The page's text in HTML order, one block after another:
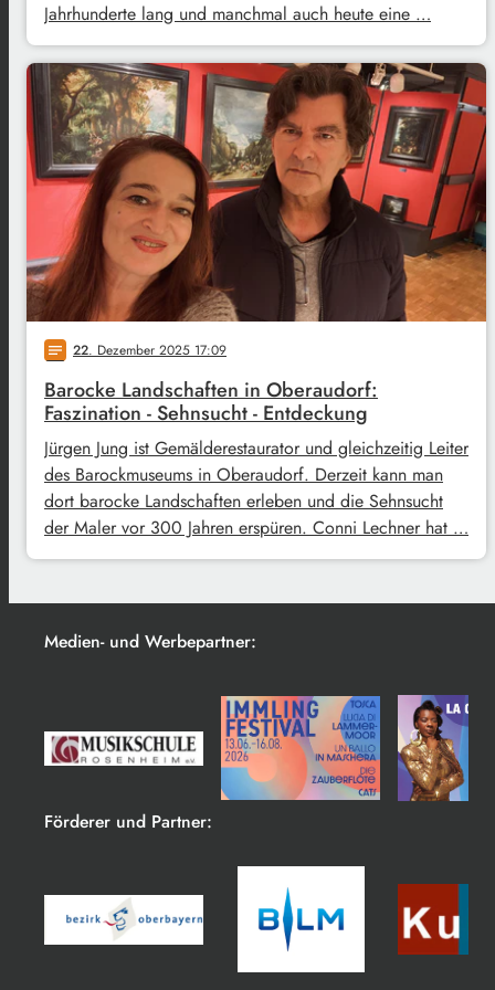
Jahrhunderte lang und manchmal auch heute eine …
notes 22. Dezember 2025 17:09
Barocke Landschaften in Oberaudorf:
Faszination - Sehnsucht - Entdeckung
Jürgen Jung ist Gemälderestaurator und gleichzeitig Leiter
des Barockmuseums in Oberaudorf. Derzeit kann man
dort barocke Landschaften erleben und die Sehnsucht
der Maler vor 300 Jahren erspüren. Conni Lechner hat …
Medien- und Werbepartner:
Förderer und Partner: